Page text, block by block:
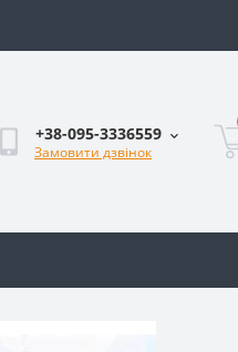
+38-095-3336559
Замовити дзвінок